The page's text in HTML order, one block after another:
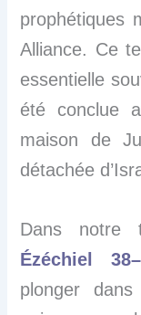
prophétiques
Alliance. Ce
essentielle
été conclue
maison de
détachée
Dans notre
Ézéchiel
plonger